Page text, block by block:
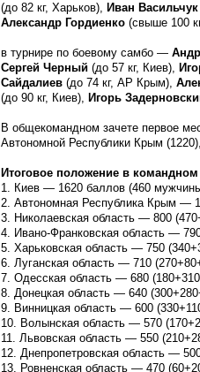
(до 82 кг, Харьков), Иван Васильчук
Александр Гордиенко (свыше 100
в турнире по боевому самбо —
Сергей Черный (до 57 кг, Киев),
Сайдалиев (до 74 кг, АР Крым),
(до 90 кг, Киев), Игорь
В общекомандном зачете первое
Автономной Республики Крым
Итоговое положение в командном
1. Киев — 1620 баллов (460
2. Автономная Республика Крым —
3. Николаевская область — 800
4. Ивано-Франковская область —
5. Харьковская область — 750
6. Луганская область — 710
7. Одесская область — 680
8. Донецкая область — 640
9. Винницкая область — 600
10. Волынская область — 570
11. Львовская область — 550
12. Днепропетровская область —
13. Ровненская область — 470